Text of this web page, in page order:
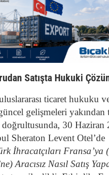
Satışta Hukuki
ticaret hukuku
gelişmeleri yakından
doğrultusunda, 30 Haziran
Sheraton Levent Otel’de
İhracatçıları Fransa’ya
Aracısız Nasıl Satış